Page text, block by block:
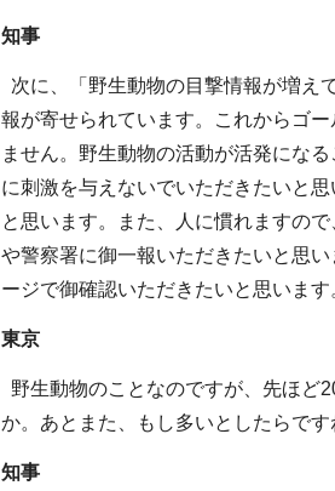
知事
次に、「野生動物の目撃情報が増え
報が寄せられています。これからゴ
ません。野生動物の活動が活発にな
に刺激を与えないでいただきたいと
と思います。また、人に慣れますの
や警察署に御一報いただきたいと思
ージで御確認いただきたいと思います
東京
野生動物のことなのですが、先ほど
か。あとまた、もし多いとしたらで
知事